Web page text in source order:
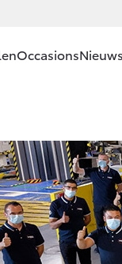
€ 23.750,-
Occasions